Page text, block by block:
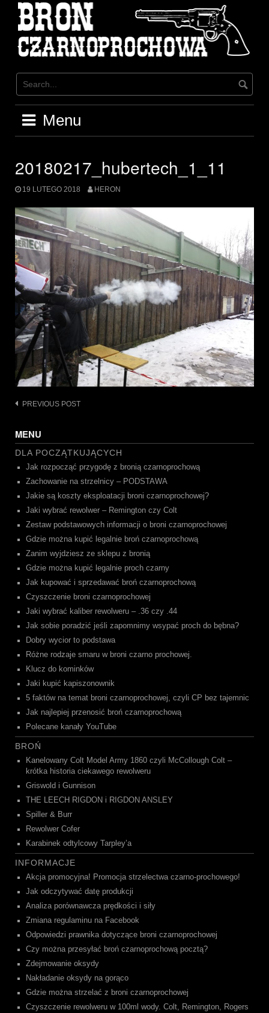
content
Menu
20180217_hubertech_1_11
19 LUTEGO 2018 HERON
Post
PREVIOUS POST
MENU
DLA POCZĄTKUJĄCYCH
Jak rozpocząć przygodę z bronią czarnoprochową
Zachowanie na strzelnicy – PODSTAWA
Jakie są koszty eksploatacji broni czarnoprochowej?
Jaki wybrać rewolwer – Remington czy Colt
Zestaw podstawowych informacji o broni czarnoprochowej
Gdzie można kupić legalnie broń czarnoprochową
Zanim wyjdziesz ze sklepu z bronią
Gdzie można kupić legalnie proch czarny
Jak kupować i sprzedawać broń czarnoprochową
Czyszczenie broni czarnoprochowej
Jaki wybrać kaliber rewolweru – .36 czy .44
Jak sobie poradzić jeśli zapomnimy wsypać proch do bębna?
Dobry wycior to podstawa
Różne rodzaje smaru w broni czarno prochowej.
Klucz do kominków
Jaki kupić kapiszonownik
5 faktów na temat broni czarnoprochowej, czyli CP bez tajemnic
Jak najlepiej przenosić broń czarnoprochową
Polecane kanały YouTube
BROŃ
Kanelowany Colt Model Army 1860 czyli McCollough Colt –
krótka historia ciekawego rewolweru
Griswold i Gunnison
THE LEECH RIGDON i RIGDON ANSLEY
Spiller & Burr
Rewolwer Cofer
Karabinek odtylcowy Tarpley’a
INFORMACJE
Akcja promocyjna! Promocja strzelectwa czarno-prochowego!
Jak odczytywać datę produkcji
Analiza porównawcza prędkości i siły
Zmiana regulaminu na Facebook
Odpowiedzi prawnika dotyczące broni czarnoprochowej
Czy można przesyłać broń czarnoprochową pocztą?
Zdejmowanie oksydy
Nakładanie oksydy na gorąco
Gdzie można strzelać z broni czarnoprochowej
Czyszczenie rewolweru w 100ml wody. Colt, Remington, Rogers